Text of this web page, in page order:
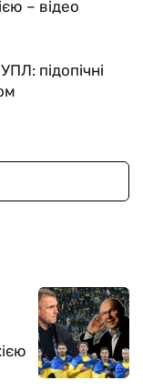
– відео
підопічні